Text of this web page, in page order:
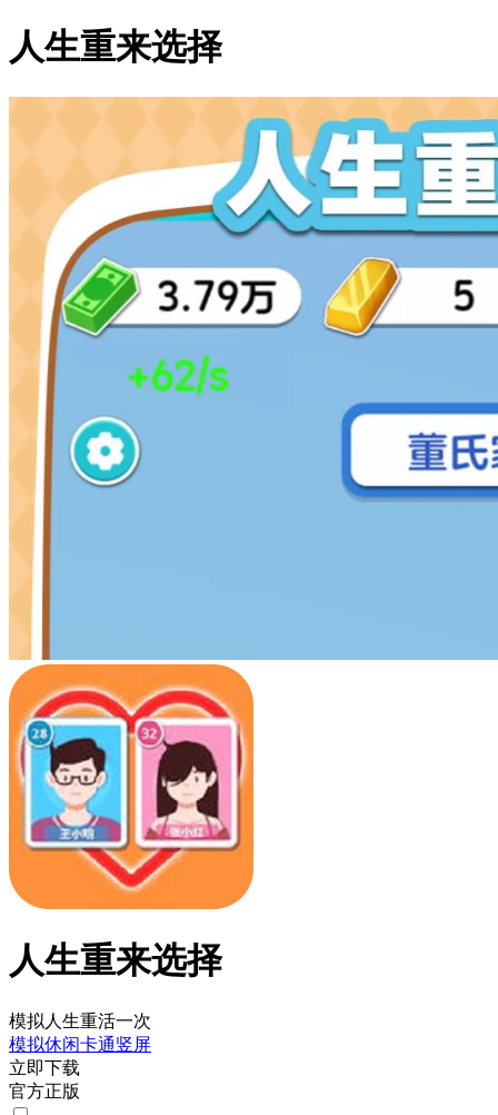
人生重来选择
人生重来选择
模拟人生重活一次
模拟休闲卡通竖屏
立即下载
官方正版